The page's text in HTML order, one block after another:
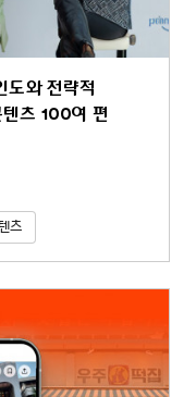
도와 전략적
츠 100여 편
츠